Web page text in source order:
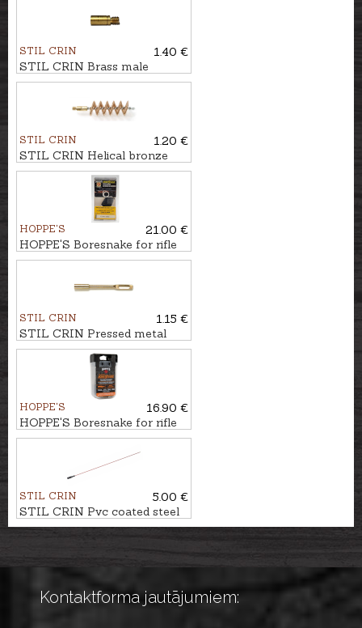
STIL CRIN
1.40 €
STIL CRIN Brass male
adapter, external thread, M5-
STIL CRIN
1.20 €
STIL CRIN Helical bronze
brush for shotgun cal. .12
HOPPE'S
21.00 €
HOPPE'S Boresnake for rifle
cal. 8mm
STIL CRIN
1.15 €
STIL CRIN Pressed metal
loop cleaner for rifle/pistol
HOPPE'S
16.90 €
HOPPE'S Boresnake for rifle
cal. 7mm
STIL CRIN
5.00 €
STIL CRIN Pvc coated steel
rod for rifle Ø5mm
Kontaktforma jautājumiem: